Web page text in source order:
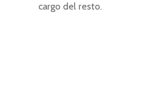
cargo del resto.